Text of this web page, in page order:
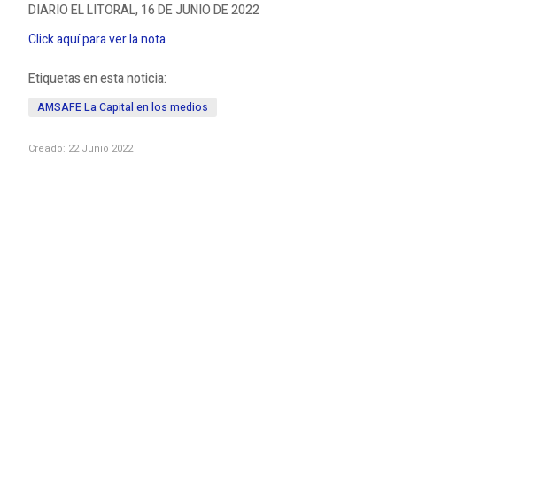
DIARIO EL LITORAL, 16 DE JUNIO DE 2022
Click aquí para ver la nota
Etiquetas en esta noticia:
AMSAFE La Capital en los medios
Creado: 22 Junio 2022